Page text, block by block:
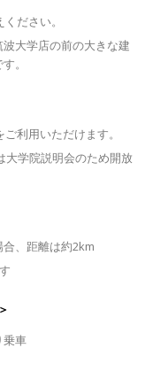
ださい。
大学店の前の大きな建
。
利用いただけます。
大学院説明会のため開放
、距離は約2km
乗車